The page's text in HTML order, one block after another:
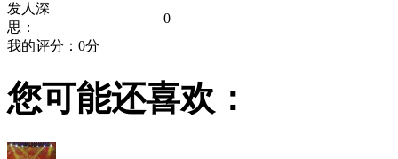
发人深
思：
0
我的评分： 0分
您可能还喜欢：